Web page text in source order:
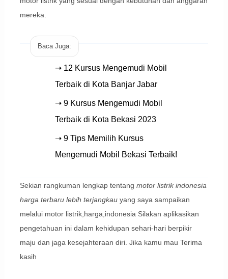
mereka.
Baca Juga:
➝ 12 Kursus Mengemudi Mobil
Terbaik di Kota Banjar Jabar
➝ 9 Kursus Mengemudi Mobil
Terbaik di Kota Bekasi 2023
➝ 9 Tips Memilih Kursus
Mengemudi Mobil Bekasi Terbaik!
Sekian rangkuman lengkap tentang motor listrik indonesia
harga terbaru lebih terjangkauyang saya sampaikan
melalui motor listrik,harga,indonesia Silakan aplikasikan
pengetahuan ini dalam kehidupan sehari-hari berpikir
maju dan jaga kesejahteraan diri. Jika kamu mau Terima
kasih